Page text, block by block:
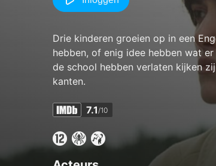
Drie kinderen groeien op in een
hebben, of enig idee hebben wat
de school hebben verlaten kijken
kanten.
7.1 /10